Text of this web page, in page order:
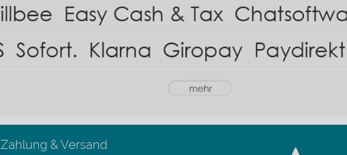
Zahlung & Versand